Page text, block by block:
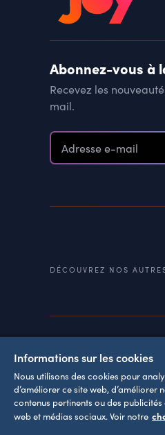
Abonnez-vous à
Recevez les
mail.
DÉCOUVREZ NOS
Informations sur les cookies
Nous utilisons des cookies pour
d’améliorer ce site web, d’améliorer
contenus pertinents ou des publicités
web et médias sociaux. Voir notre